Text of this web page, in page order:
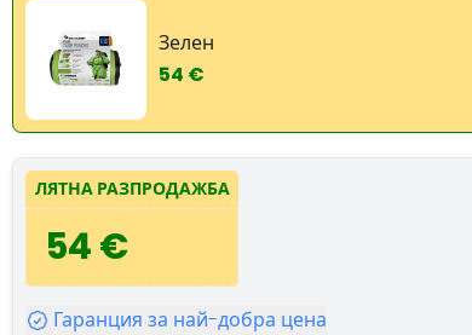
Зелен
54 €
ЛЯТНА РАЗПРОДАЖБА
54 €
Гаранция за най-добра цена